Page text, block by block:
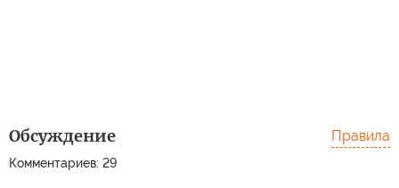
Обсуждение
Комментариев: 29
Правила